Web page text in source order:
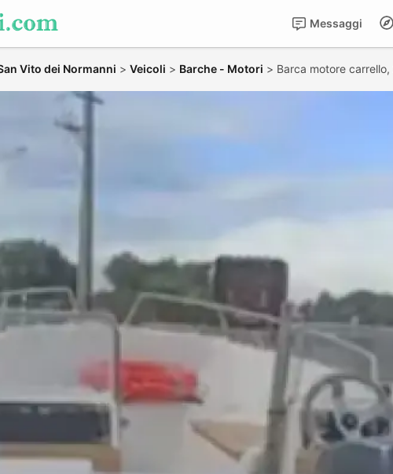
Messaggi
Vito dei Normanni > Veicoli > Barche - Motori > Barca motore carrello,